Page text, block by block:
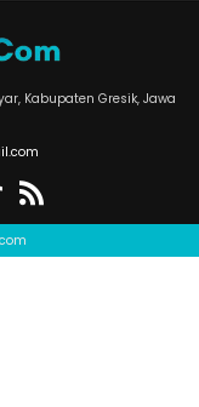
Kabupaten Gresik, Jawa